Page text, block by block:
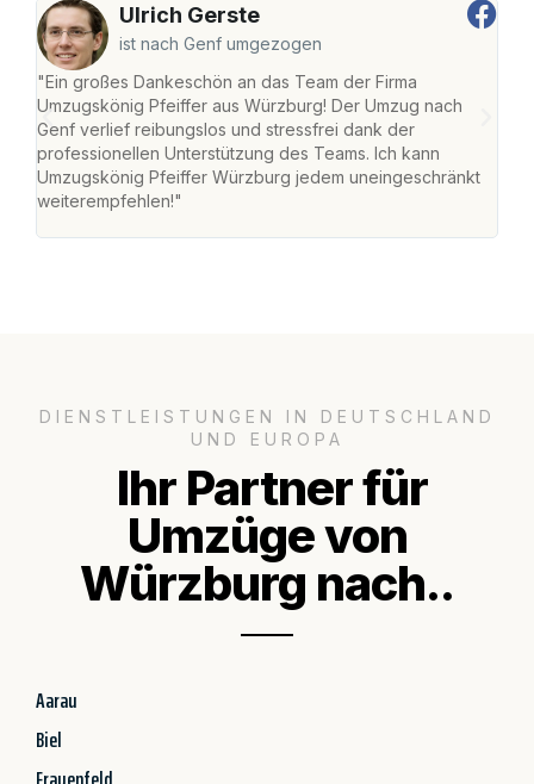
Ulrich Gerste
ist nach Genf umgezogen
"Ein großes Dankeschön an das Team der Firma
Umzugskönig Pfeiffer aus Würzburg! Der Umzug nach
Genf verlief reibungslos und stressfrei dank der
professionellen Unterstützung des Teams. Ich kann
Umzugskönig Pfeiffer Würzburg jedem uneingeschränkt
weiterempfehlen!"
DIENSTLEISTUNGEN IN DEUTSCHLAND
UND EUROPA
Ihr Partner für
Umzüge von
Würzburg nach..
Aarau
Biel